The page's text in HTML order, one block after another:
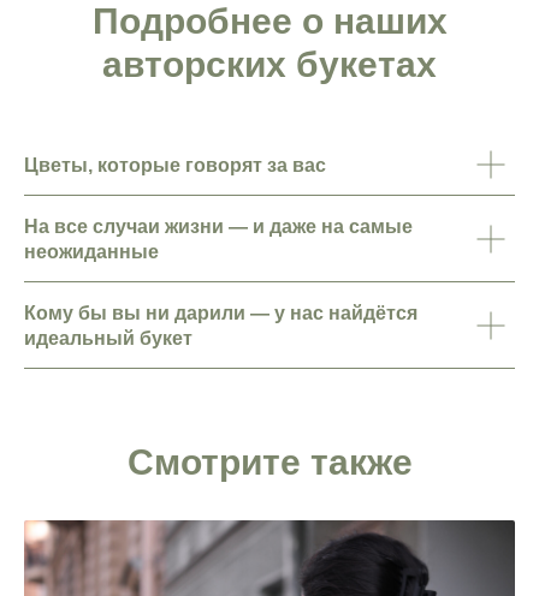
Подробнее о наших
авторских букетах
Цветы, которые говорят за вас
На все случаи жизни — и даже на самые
неожиданные
Кому бы вы ни дарили — у нас найдётся
идеальный букет
Смотрите также